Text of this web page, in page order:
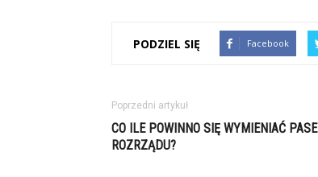
PODZIEL SIĘ Facebook
Poprzedni artykuł
CO ILE POWINNO SIĘ WYMIENIAĆ
ROZRZĄDU?